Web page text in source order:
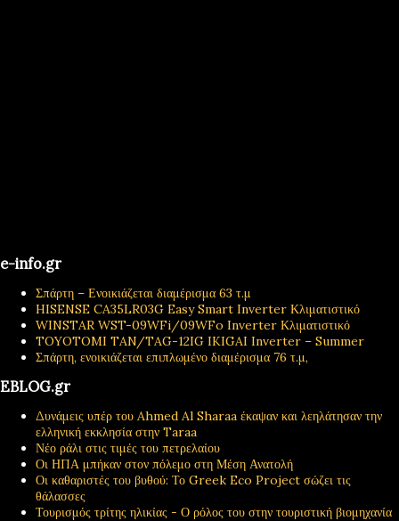
e-info.gr
Σπάρτη – Ενοικιάζεται διαμέρισμα 63 τ.μ
HISENSE CA35LR03G Easy Smart Inverter Κλιματιστικό
WINSTAR WST-09WFi/09WFo Inverter Κλιματιστικό
TOYOTOMI TAN/TAG-12IG IKIGAI Inverter – Summer
Σπάρτη, ενοικιάζεται επιπλωμένο διαμέρισμα 76 τ.μ,
EBLOG.gr
Δυνάμεις υπέρ του Ahmed Al Sharaa έκαψαν και λεηλάτησαν την
ελληνική εκκλησία στην Taraa
Νέο ράλι στις τιμές του πετρελαίου
Οι ΗΠΑ μπήκαν στον πόλεμο στη Μέση Ανατολή
Οι καθαριστές του βυθού: Το Greek Eco Project σώζει τις
θάλασσες
Τουρισμός τρίτης ηλικίας - Ο ρόλος του στην τουριστική βιομηχανία